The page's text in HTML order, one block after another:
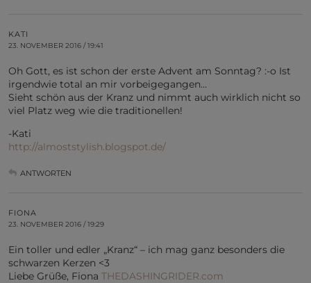
KATI
23. NOVEMBER 2016 / 19:41
Oh Gott, es ist schon der erste Advent am Sonntag? :-o Ist
irgendwie total an mir vorbeigegangen…
Sieht schön aus der Kranz und nimmt auch wirklich nicht so
viel Platz weg wie die traditionellen!
-Kati
http://almoststylish.blogspot.de/
ANTWORTEN
FIONA
23. NOVEMBER 2016 / 19:29
Ein toller und edler „Kranz“ – ich mag ganz besonders die
schwarzen Kerzen <3
Liebe Grüße, Fiona THEDASHINGRIDER.com